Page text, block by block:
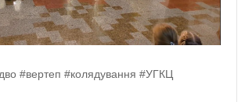
#вертеп #колядування #УГКЦ